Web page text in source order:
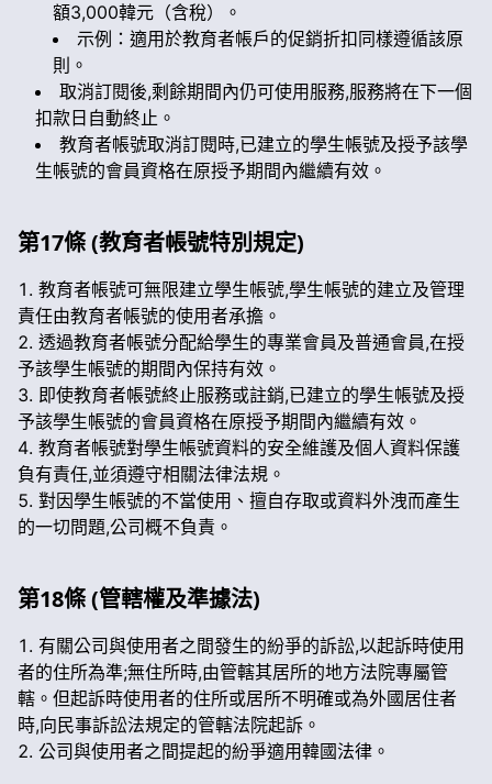
額3,000韓元（含稅）。
示例：適用於教育者帳戶的促銷折扣同樣遵循該原
則。
取消訂閱後,剩餘期間內仍可使用服務,服務將在下一個
扣款日自動終止。
教育者帳號取消訂閱時,已建立的學生帳號及授予該學
生帳號的會員資格在原授予期間內繼續有效。
第17條 (教育者帳號特別規定)
教育者帳號可無限建立學生帳號,學生帳號的建立及管理
責任由教育者帳號的使用者承擔。
透過教育者帳號分配給學生的專業會員及普通會員,在授
予該學生帳號的期間內保持有效。
即使教育者帳號終止服務或註銷,已建立的學生帳號及授
予該學生帳號的會員資格在原授予期間內繼續有效。
教育者帳號對學生帳號資料的安全維護及個人資料保護
負有責任,並須遵守相關法律法規。
對因學生帳號的不當使用、擅自存取或資料外洩而產生
的一切問題,公司概不負責。
第18條 (管轄權及準據法)
有關公司與使用者之間發生的紛爭的訴訟,以起訴時使用
者的住所為準;無住所時,由管轄其居所的地方法院專屬管
轄。但起訴時使用者的住所或居所不明確或為外國居住者
時,向民事訴訟法規定的管轄法院起訴。
公司與使用者之間提起的紛爭適用韓國法律。